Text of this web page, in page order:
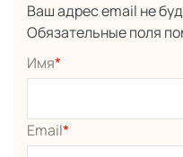
Ваш адрес email не
Обязательные поля
Имя*
Email*